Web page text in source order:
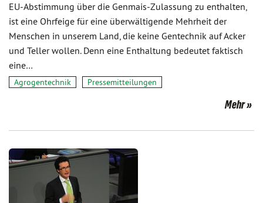
EU-Abstimmung über die Genmais-Zulassung zu enthalten,
ist eine Ohrfeige für eine überwältigende Mehrheit der
Menschen in unserem Land, die keine Gentechnik auf Acker
und Teller wollen. Denn eine Enthaltung bedeutet faktisch
eine…
Agrogentechnik Pressemitteilungen
Mehr